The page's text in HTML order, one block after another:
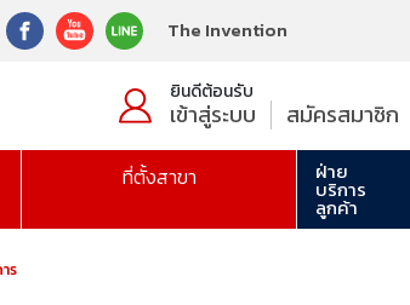
The Invention
ยินดีต้อนรับ
เข้าสู่ระบบ สมัครสมาชิก
ที่ตั้งสาขา ฝ่าย
บริการ
ลูกค้า
ร